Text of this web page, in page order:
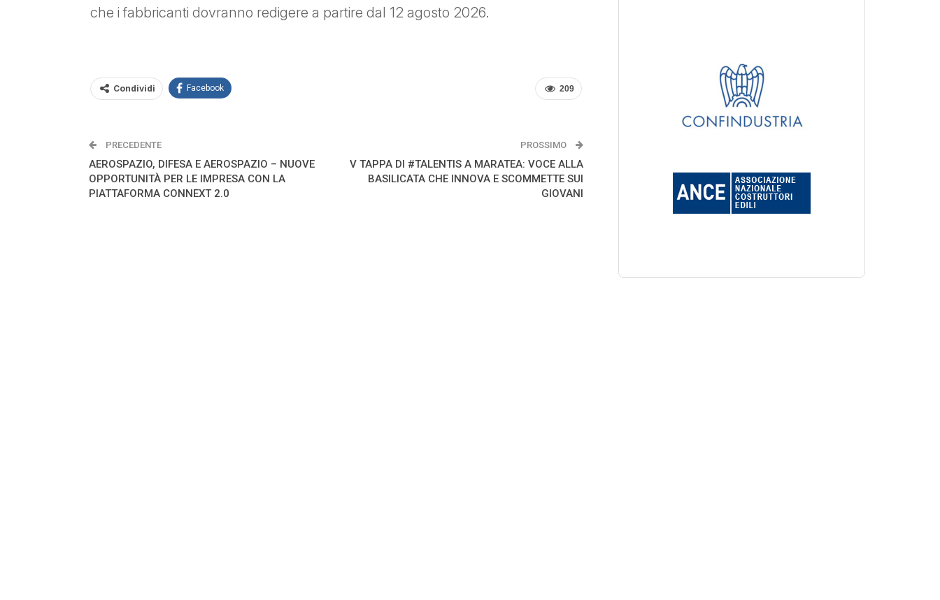
che i fabbricanti dovranno redigere a partire dal 12 agosto 2026.
209
Condividi Facebook
PRECEDENTE
AEROSPAZIO, DIFESA E AEROSPAZIO – NUOVE
OPPORTUNITÀ PER LE IMPRESA CON LA
PIATTAFORMA CONNEXT 2.0
PROSSIMO
V TAPPA DI #TALENTIS A MARATEA: VOCE ALLA
BASILICATA CHE INNOVA E SCOMMETTE SUI
GIOVANI